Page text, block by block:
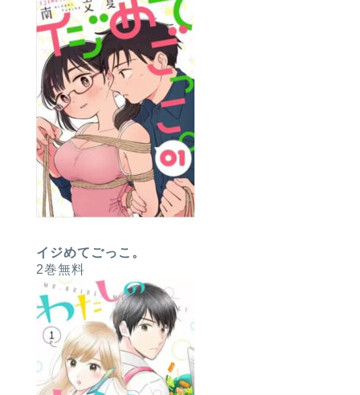
イジめてごっこ。
2巻無料